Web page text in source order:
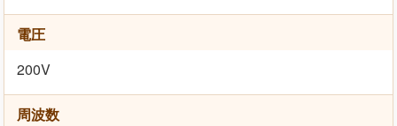
電圧
200V
周波数